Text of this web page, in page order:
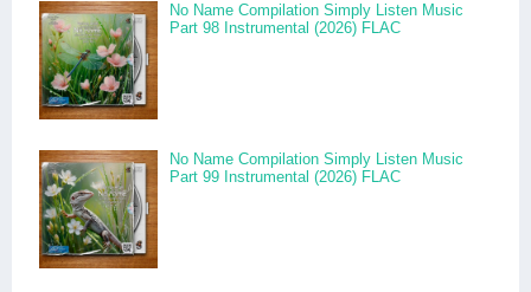
No Name Compilation Simply Listen Music
Part 98 Instrumental (2026) FLAC
No Name Compilation Simply Listen Music
Part 99 Instrumental (2026) FLAC